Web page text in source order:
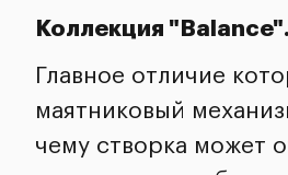
Коллекция "Balance".
Главное отличие
маятниковый
чему створка может